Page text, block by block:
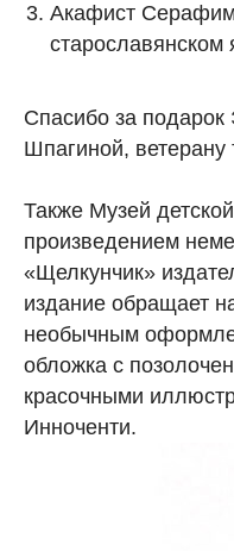
Акафист
старославянском
Спасибо за
Шпагиной, ветерану
Также Музей
произведением
«Щелкунчик»
издание обращает
необычным
обложка с
красочными
Инноченти.